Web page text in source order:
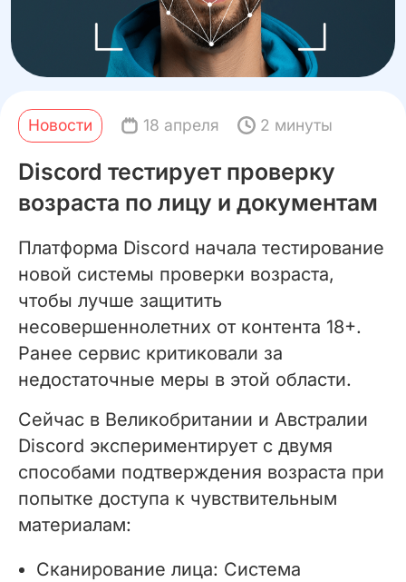
Новости 18 апреля 2 минуты
Discord тестирует проверку
возраста по лицу и документам
Платформа Discord начала тестирование
новой системы проверки возраста,
чтобы лучше защитить
несовершеннолетних от контента 18+.
Ранее сервис критиковали за
недостаточные меры в этой области.
Сейчас в Великобритании и Австралии
Discord экспериментирует с двумя
способами подтверждения возраста при
попытке доступа к чувствительным
материалам:
Сканирование лица: Система